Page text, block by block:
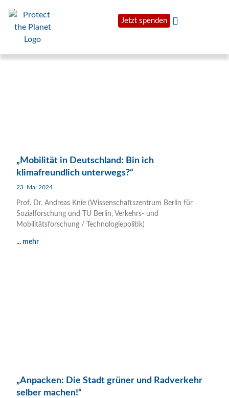
Jetzt spenden
„Mobilität in Deutschland: Bin ich
klimafreundlich unterwegs?“
23. Mai 2024
Prof. Dr. Andreas Knie (Wissenschaftszentrum Berlin für
Sozialforschung und TU Berlin, Verkehrs- und
Mobilitätsforschung / Technologiepolitik)
... mehr
„Anpacken: Die Stadt grüner und Radverkehr
selber machen!“